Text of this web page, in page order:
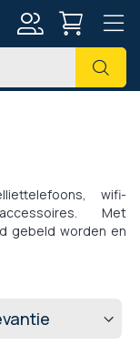
Zoek
wifi-
Met
gebeld worden en
netwerken. Er zijn
uw smartphone of